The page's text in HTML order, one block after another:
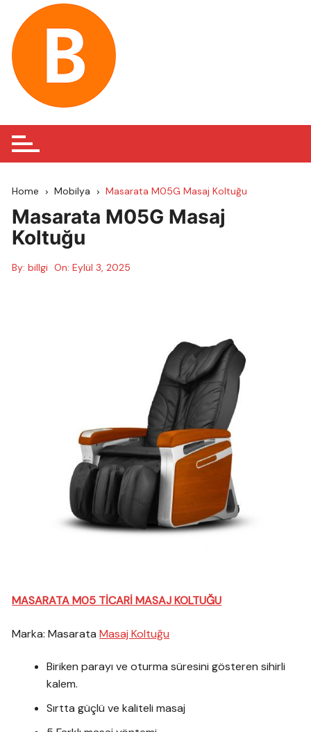
content
Home Mobilya Masarata M05G Masaj Koltuğu
Masarata M05G Masaj
Koltuğu
By: billgi On:Eylül 3, 2025
MASARATA M05 TİCARİ MASAJ KOLTUĞU
Marka: MasarataMasaj Koltuğu
Biriken parayı ve oturma süresini gösteren sihirli
kalem.
Sırtta güçlü ve kaliteli masaj